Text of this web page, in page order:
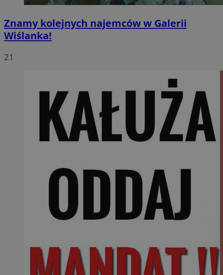
Znamy kolejnych najemców w Galerii
Wiślanka!
21